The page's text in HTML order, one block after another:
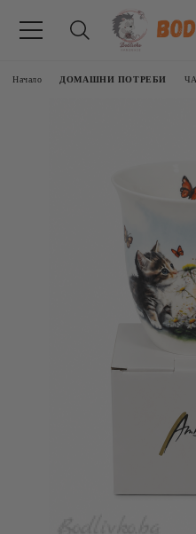
Начало ДОМАШНИ ПОТРЕБИ